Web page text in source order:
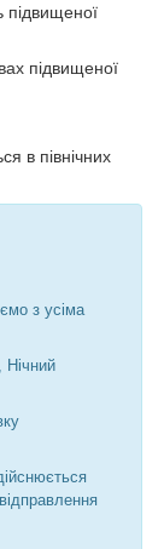
підвищеної
підвищеної
в північних
з усіма